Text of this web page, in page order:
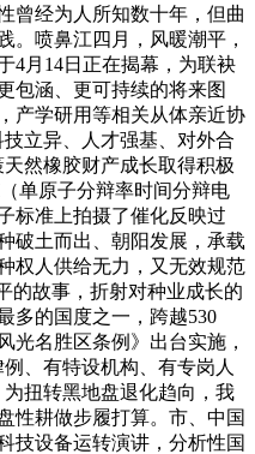
曾经为人所知数十年，但曲
。喷鼻江四月，风暖潮平，
4月14日正在揭幕，为联袂
包涵、更可持续的将来图
产学研用等相关从体亲近协
立异、人才强基、对外合
然橡胶财产成长取得积极
单原子分辩率时间分辩电
标准上拍摄了催化反映过
破土而出、朝阳发展，承载
权人供给无力，又无效规范
的故事，折射对种业成长的
多的国度之一，跨越530
光名胜区条例》出台实施，
、有特设机构、有专岗人
扭转黑地盘退化趋向，我
性耕做步履打算。市、中国
技设备运转演讲，分析性国